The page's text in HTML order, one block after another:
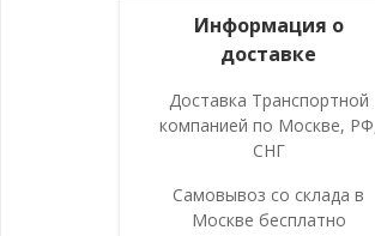
Информация о
доставке
Доставка Транспортной
компанией по Москве,
СНГ
Самовывоз со склада в
Москве бесплатно